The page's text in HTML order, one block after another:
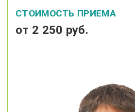
СТОИМОСТЬ ПРИЕМА
от 2 250 руб.